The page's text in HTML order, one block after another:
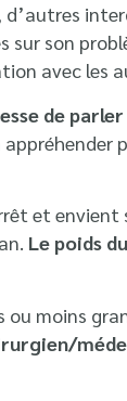
son
avec les
de
et
Le poids
moins